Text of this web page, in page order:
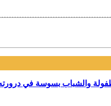
من 6 إلى 11 أفريل القادم برنامج المهرجان وتفاصيل العروض مع مدير المهرجان